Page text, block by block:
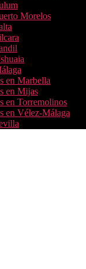
Morelos
en Marbella
en Mijas
en Torremolinos
en Vélez-Málaga